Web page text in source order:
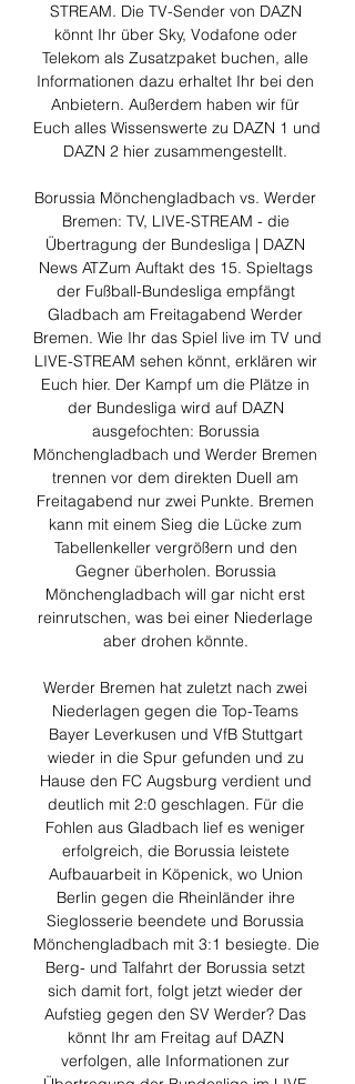
STREAM. Die TV-Sender von DAZN
könnt Ihr über Sky, Vodafone oder
Telekom als Zusatzpaket buchen, alle
Informationen dazu erhaltet Ihr bei den
Anbietern. Außerdem haben wir für
Euch alles Wissenswerte zu DAZN 1 und
DAZN 2 hier zusammengestellt.
Borussia Mönchengladbach vs. Werder
Bremen: TV, LIVE-STREAM - die
Übertragung der Bundesliga | DAZN
News ATZum Auftakt des 15. Spieltags
der Fußball-Bundesliga empfängt
Gladbach am Freitagabend Werder
Bremen. Wie Ihr das Spiel live im TV und
LIVE-STREAM sehen könnt, erklären wir
Euch hier. Der Kampf um die Plätze in
der Bundesliga wird auf DAZN
ausgefochten: Borussia
Mönchengladbach und Werder Bremen
trennen vor dem direkten Duell am
Freitagabend nur zwei Punkte. Bremen
kann mit einem Sieg die Lücke zum
Tabellenkeller vergrößern und den
Gegner überholen. Borussia
Mönchengladbach will gar nicht erst
reinrutschen, was bei einer Niederlage
aber drohen könnte.
Werder Bremen hat zuletzt nach zwei
Niederlagen gegen die Top-Teams
Bayer Leverkusen und VfB Stuttgart
wieder in die Spur gefunden und zu
Hause den FC Augsburg verdient und
deutlich mit 2:0 geschlagen. Für die
Fohlen aus Gladbach lief es weniger
erfolgreich, die Borussia leistete
Aufbauarbeit in Köpenick, wo Union
Berlin gegen die Rheinländer ihre
Sieglosserie beendete und Borussia
Mönchengladbach mit 3:1 besiegte. Die
Berg- und Talfahrt der Borussia setzt
sich damit fort, folgt jetzt wieder der
Aufstieg gegen den SV Werder? Das
könnt Ihr am Freitag auf DAZN
verfolgen, alle Informationen zur